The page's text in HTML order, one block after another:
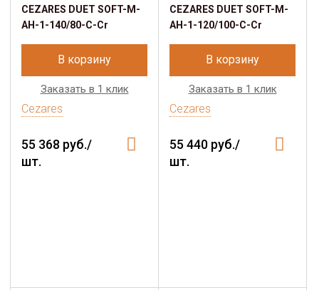
CEZARES DUET SOFT-M-
AH-1-140/80-C-Cr
В корзину
Заказать в 1 клик
Cezares
55 368 руб./
шт.
CEZARES DUET SOFT-M-
AH-1-120/100-C-Cr
В корзину
Заказать в 1 клик
Cezares
55 440 руб./
шт.